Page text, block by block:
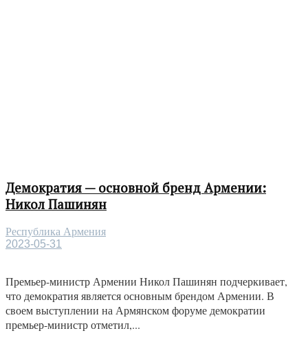
Демократия — основной бренд Армении:
Никол Пашинян
Республика Армения
2023-05-31
Премьер-министр Армении Никол Пашинян подчеркивает,
что демократия является основным брендом Армении. В
своем выступлении на Армянском форуме демократии
премьер-министр отметил,...